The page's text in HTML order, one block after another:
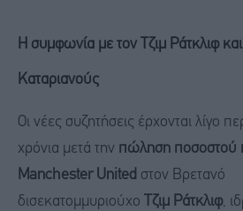
Η συμφωνία με τον Τζιμ Ράτκλιφ
Καταριανούς
Οι νέες συζητήσεις έρχονται λίγο
χρόνια μετά την πώληση ποσοστού
Manchester United στον Βρετανό
δισεκατομμυριούχο
Τζιμ Ράτκλιφ,